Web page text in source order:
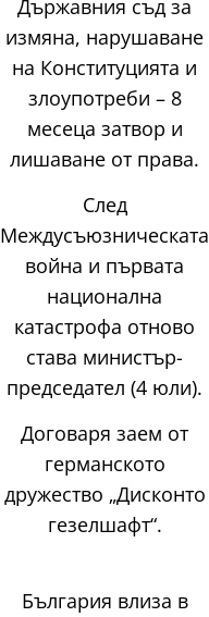
Държавния съд за
измяна, нарушаване
на Конституцията и
злоупотреби – 8
месеца затвор и
лишаване от права.
След
Междусъюзническата
война и първата
национална
катастрофа отново
става министър-
председател (4 юли).
Договаря заем от
германското
дружество „Дисконто
гезелшафт“.
България влиза в